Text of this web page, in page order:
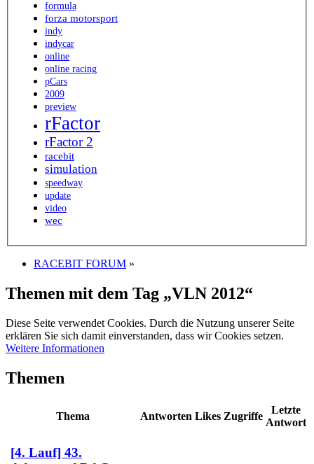
formula
forza motorsport
indy
indycar
online
online racing
pCars
2009
preview
rFactor
rFactor 2
racebit
simulation
speedway
update
video
wec
RACEBIT FORUM »
Themen mit dem Tag „VLN 2012“
Diese Seite verwendet Cookies. Durch die Nutzung unserer Seite
erklären Sie sich damit einverstanden, dass wir Cookies setzen.
Weitere Informationen
Themen
Thema Antworten Likes Zugriffe
Letzte
Antwort
[4. Lauf] 43.